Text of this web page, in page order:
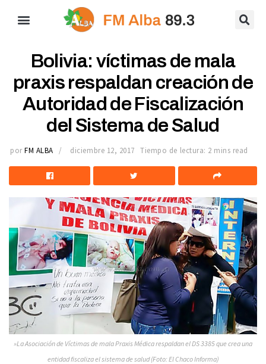
Bolivia: víctimas de mala
praxis respaldan creación de
Autoridad de Fiscalización
del Sistema de Salud
por FM ALBA diciembre 12, 2017 Tiempo de lectura: 2 mins read
»La Asociación de Víctimas de mala Praxis Médica respaldan el DS 3385 que crea una
entidad fiscaliza el sistema de salud (Foto: El Chaco Informa)